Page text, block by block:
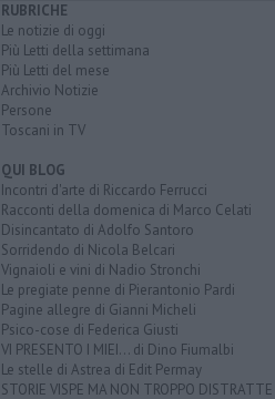
RUBRICHE
Le notizie di oggi
Più Letti della settimana
Più Letti del mese
Archivio Notizie
Persone
Toscani in TV
QUI BLOG
Incontri d'arte di Riccardo Ferrucci
Racconti della domenica di Marco Celati
Disincantato di Adolfo Santoro
Sorridendo di Nicola Belcari
Vignaioli e vini di Nadio Stronchi
Le pregiate penne di Pierantonio Pardi
Pagine allegre di Gianni Micheli
Psico-cose di Federica Giusti
VI PRESENTO I MIEI... di Dino Fiumalbi
Le stelle di Astrea di Edit Permay
STORIE VISPE MA NON TROPPO DISTRATTE